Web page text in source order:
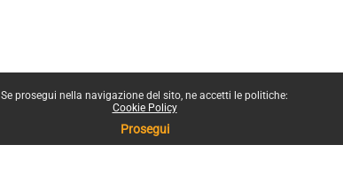
Se prosegui nella navigazione del sito, ne accetti le politiche:
Cookie Policy
Prosegui